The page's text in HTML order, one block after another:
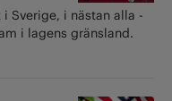
i ­Sverige, i nästan alla
i lagens gränsland.